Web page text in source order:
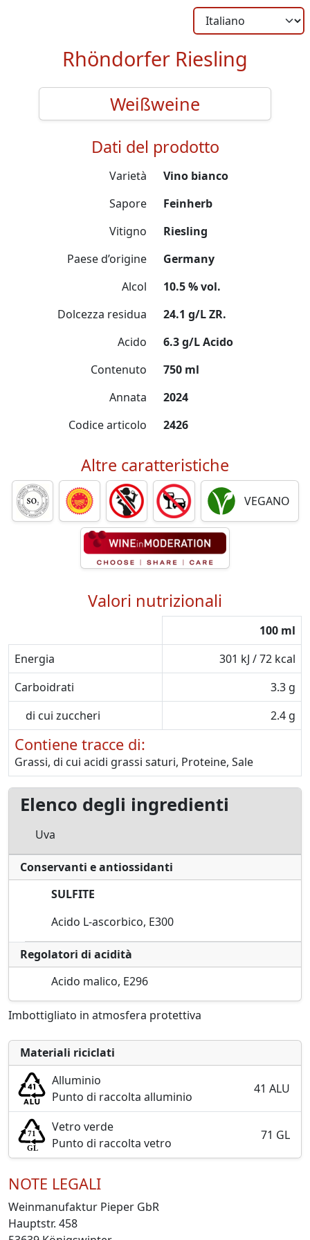
Rhöndorfer Riesling
Weißweine
Dati del prodotto
Varietà
Vino bianco
Sapore
Feinherb
Vitigno
Riesling
Paese d’origine
Germany
Alcol
10.5 % vol.
Dolcezza residua
24.1 g/L ZR.
Acido
6.3 g/L Acido
Contenuto
750 ml
Annata
2024
Codice articolo
2426
Altre caratteristiche
VEGANO
Valori nutrizionali
100 ml
Energia
301 kJ / 72 kcal
Carboidrati
3.3 g
di cui zuccheri
2.4 g
Contiene tracce di:
Grassi, di cui acidi grassi saturi, Proteine, Sale
Elenco degli ingredienti
Uva
Conservanti e antiossidanti
SULFITE
Acido L-ascorbico, E300
Regolatori di acidità
Acido malico, E296
Imbottigliato in atmosfera protettiva
Materiali riciclati
Alluminio
Punto di raccolta alluminio
41 ALU
Vetro verde
Punto di raccolta vetro
71 GL
NOTE LEGALI
Weinmanufaktur Pieper GbR
Hauptstr. 458